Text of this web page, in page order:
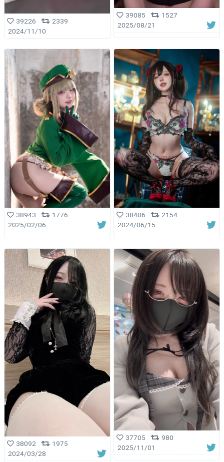
39226
2339
2024/11/10
39085
1527
2025/08/21
38943
1776
2025/02/06
38406
2154
2024/06/15
38092
1975
2024/03/28
37705
980
2025/11/01